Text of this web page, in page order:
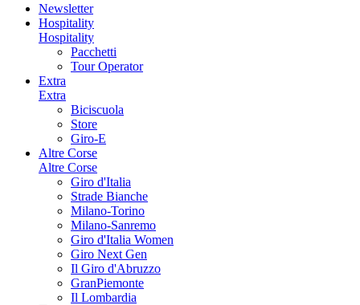
Newsletter
Hospitality
Hospitality
Pacchetti
Tour Operator
Extra
Extra
Biciscuola
Store
Giro-E
Altre Corse
Altre Corse
Giro d'Italia
Strade Bianche
Milano-Torino
Milano-Sanremo
Giro d'Italia Women
Giro Next Gen
Il Giro d'Abruzzo
GranPiemonte
Il Lombardia